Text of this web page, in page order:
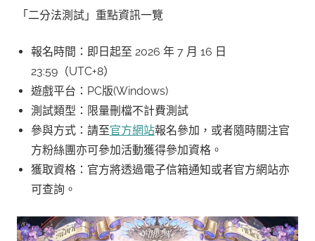
「二分法測試」重點資訊一覽
報名時間：即日起至 2026 年 7 月 16 日
23:59（UTC+8）
遊戲平台：PC版(Windows)
測試類型：限量刪檔不計費測試
參與方式：請至官方網站報名參加，或者隨時關注官
方粉絲團亦可參加活動獲得參加資格。
獲取資格：官方將透過電子信箱通知或者官方網站亦
可查詢。